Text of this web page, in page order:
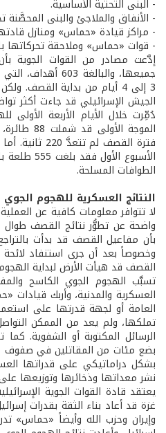
- البنى التحتية الأساسية.
- الأنفاق والملاجئ والبنى المحصَّنة
- مراكز قيادة «حماس» ومنازل
- قوات «حماس» وملاحقة تحركاتها
إدَّعت مصادر من القوات الجوية
جميعها، والبالغة
3 إلى 4 أيام من بداية
الجيش الإسرائيلي قد جاءت أكثر
الموجة
فترة القصف لم
الطوافات المسلحة.
النتائج العسكرية للهجوم الجوي
لا تتوافر معلومات كافية عن
واضحة عن تطوُّر نتائج القصف طوال
بأن مفاعيل القصف قد بدأت
وخصوصاً بعد أن جرى استنفاد لائحة
القصف قد هيأت الأرض لبداية
تسبَّب الهجوم الجوي الكاسح
العسكرية والمدنية، وأربك
العامة أو لجهة قدرتها على
تملكها، ولم يعد من الممكن
الرسائل المكتوبة أو الشفوية.
بضع مئات من المقاتلين في صفوف
بشكل دراماتيكي على قدراتها
نشر معداتها وذخائرها وتوزيعها
يعتقد قادة القوات الجوية
غزة قد أعاد بناء الثقة بقدرات
وإيران وحزب الله وأيضاً «حماس»